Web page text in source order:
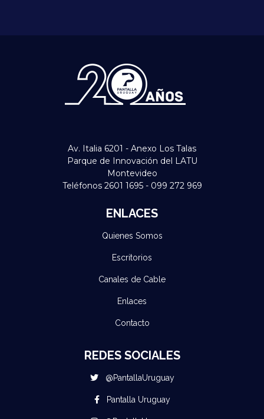
Av. Italia 6201 - Anexo Los Talas
Parque de Innovación del LATU
Montevideo
Teléfonos 2601 1695 - 099 272 969
ENLACES
Quienes Somos
Escritorios
Canales de Cable
Enlaces
Contacto
REDES SOCIALES
@PantallaUruguay
Pantalla Uruguay